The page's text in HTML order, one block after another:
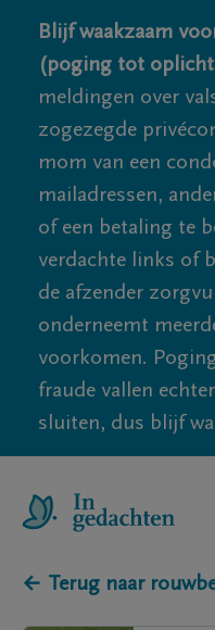
Blijf waakzaam
(poging tot
meldingen over
zogezegde
mom van een
mailadressen,
of een betaling te
verdachte links of
de afzender
onderneemt
voorkomen.
fraude vallen
sluiten, dus blijf
← Terug naar